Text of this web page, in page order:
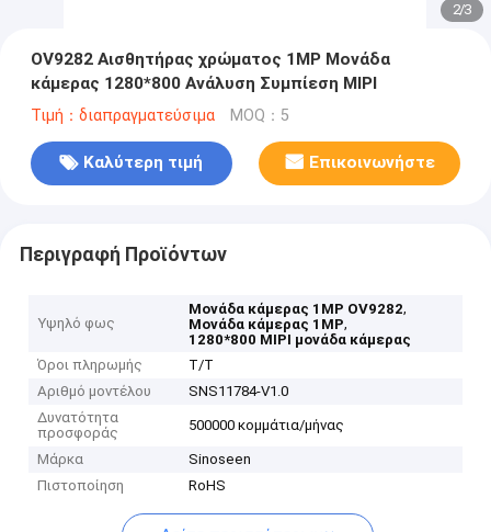
2/3
OV9282 Αισθητήρας χρώματος 1MP Μονάδα
κάμερας 1280*800 Ανάλυση Συμπίεση MIPI
Τιμή：διαπραγματεύσιμα MOQ：5
Καλύτερη τιμή Επικοινωνήστε
Περιγραφή Προϊόντων
Υψηλό φως
Μονάδα κάμερας 1MP OV9282,
Μονάδα κάμερας 1MP,
1280*800 MIPI μονάδα κάμερας
Όροι πληρωμής
Τ/Τ
Αριθμό μοντέλου
SNS11784-V1.0
Δυνατότητα
προσφοράς
500000 κομμάτια/μήνας
Μάρκα
Sinoseen
Πιστοποίηση
RoHS